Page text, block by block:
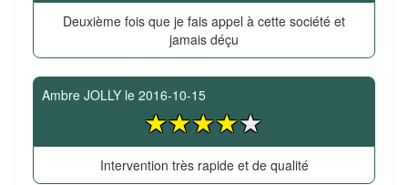
Deuxième fois que je fais appel à cette société et
jamais déçu
Ambre JOLLY le 2016-10-15
Intervention très rapide et de qualité